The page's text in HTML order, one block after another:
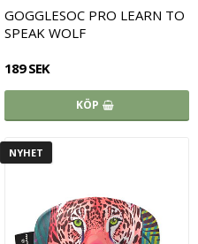
GOGGLESOC PRO LEARN TO
SPEAK WOLF
189 SEK
KÖP
NYHET